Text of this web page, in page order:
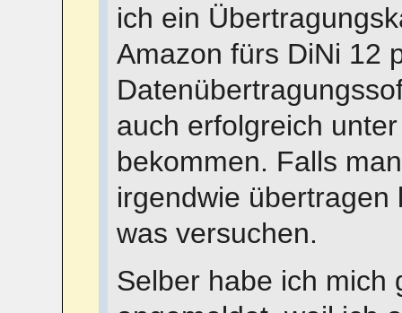
ich ein
Amazon fürs DiNi 12
auch erfolgreich
bekommen. Falls
irgendwie
was versuchen.
Selber habe ich mich